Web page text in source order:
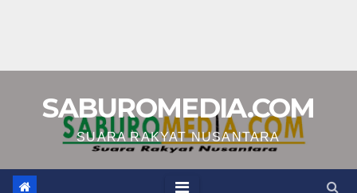
SABUROMEDIA.COM
SUARA RAKYAT NUSANTARA